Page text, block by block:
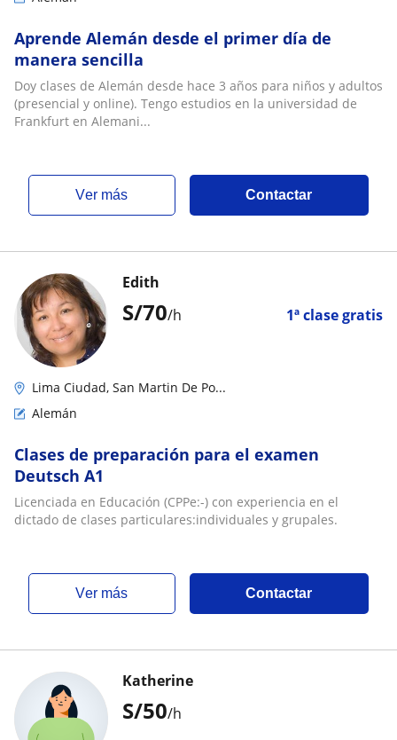
Aprende Alemán desde el primer día de
manera sencilla
Doy clases de Alemán desde hace 3 años para niños y adultos
(presencial y online). Tengo estudios en la universidad de
Frankfurt en Alemani...
ver más Contactar
S/70/h 1ª clase gratis
Edith
Lima Ciudad, San Martin De Po...
Alemán
Clases de preparación para el examen
Deutsch A1
Licenciada en Educación (CPPe:-) con experiencia en el
dictado de clases particulares:individuales y grupales.
ver más Contactar
S/50/h
Katherine